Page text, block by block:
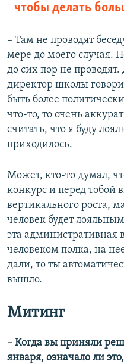
чтобы делать
– Там не проводят
мере до моего случая.
до сих пор не
директор школы
быть более
что-то, то очень
считать, что я буду
приходилось.
Может, кто-то думал,
конкурс и перед тобой
вертикального роста,
человек будет
эта административная
человеком полка, на
дали, то ты
вышло.
Митинг
– Когда вы приняли
января, означало ли